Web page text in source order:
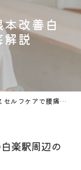
改善白
解説
で腰痛を根本改善白楽駅周辺の実践ポイント徹底解説
楽駅周辺の